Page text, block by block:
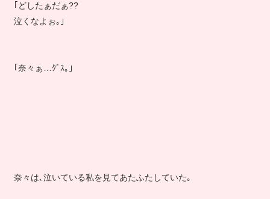
｢どしたぁだぁ??
泣くなよぉ｡｣
｢奈々ぁ…ｸﾞｽ｡｣
奈々は､泣いている私を見てあたふたしていた｡